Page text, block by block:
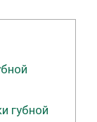
губной